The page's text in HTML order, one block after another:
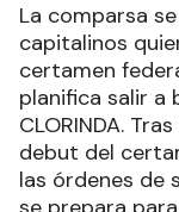
La comparsa
capitalinos
certamen
planifica salir a
CLORINDA.
debut del
las órdenes de